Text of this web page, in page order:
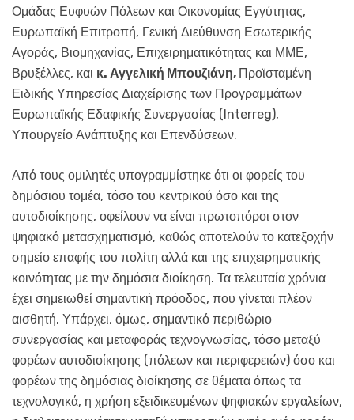
Ομάδας Ευφυών Πόλεων και Οικονομίας Εγγύτητας,
Ευρωπαϊκή Επιτροπή, Γενική Διεύθυνση Εσωτερικής
Αγοράς, Βιομηχανίας, Επιχειρηματικότητας και ΜΜΕ,
Βρυξέλλες, και κ. Αγγελική Μπουζιάνη, Προϊσταμένη
Ειδικής Υπηρεσίας Διαχείρισης των Προγραμμάτων
Ευρωπαϊκής Εδαφικής Συνεργασίας (Interreg),
Υπουργείο Ανάπτυξης και Επενδύσεων.
Από τους ομιλητές υπογραμμίστηκε ότι οι φορείς του
δημόσιου τομέα, τόσο του κεντρικού όσο και της
αυτοδιοίκησης, οφείλουν να είναι πρωτοπόροι στον
ψηφιακό μετασχηματισμό, καθώς αποτελούν το κατεξοχήν
σημείο επαφής του πολίτη αλλά και της επιχειρηματικής
κοινότητας με την δημόσια διοίκηση. Τα τελευταία χρόνια
έχει σημειωθεί σημαντική πρόοδος, που γίνεται πλέον
αισθητή. Υπάρχει, όμως, σημαντικό περιθώριο
συνεργασίας και μεταφοράς τεχνογνωσίας, τόσο μεταξύ
φορέων αυτοδιοίκησης (πόλεων και περιφερειών) όσο και
φορέων της δημόσιας διοίκησης σε θέματα όπως τα
τεχνολογικά, η χρήση εξειδικευμένων ψηφιακών εργαλείων,